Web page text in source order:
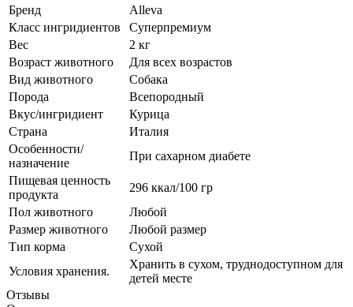
Бренд
Alleva
Класс ингридиентов
Суперпремиум
Вес
2 кг
Возраст животного
Для всех возрастов
Вид животного
Собака
Порода
Всепородный
Вкус/ингридиент
Курица
Страна
Италия
Особенности/
назначение
При сахарном диабете
Пищевая ценность
продукта
296 ккал/100 гр
Пол животного
Любой
Размер животного
Любой размер
Тип корма
Сухой
Условия хранения.
Хранить в сухом, труднодоступном для
детей месте
Отзывы